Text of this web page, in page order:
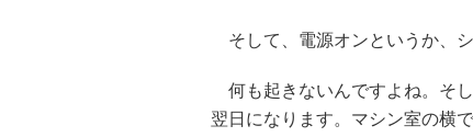
そして、電源オンというか、シ
何も起きないんですよね。そ
翌日になります。マシン室の横